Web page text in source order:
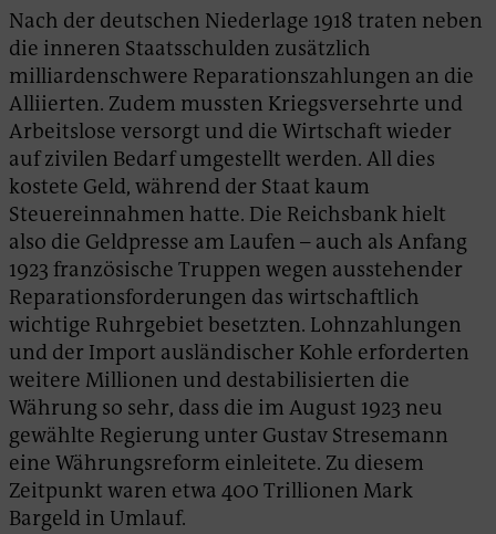
Nach der deutschen Niederlage 1918 traten neben
die inneren Staatsschulden zusätzlich
milliardenschwere Reparations­zahlungen an die
Alliierten. Zudem mussten Kriegsversehrte und
Arbeitslose versorgt und die Wirtschaft wieder
auf zivilen Bedarf umgestellt werden. All dies
kostete Geld, während der Staat kaum
Steuereinnahmen hatte. Die Reichsbank hielt
also die Geldpresse am Laufen – auch als Anfang
1923 französische Truppen wegen ausstehender
Reparationsforderungen das wirtschaftlich
wichtige Ruhrgebiet besetzten. Lohnzahlungen
und der Import ausländischer Kohle erforderten
weitere Millionen und destabilisierten die
Währung so sehr, dass die im August 1923 neu
gewählte Regierung unter Gustav Stresemann
eine Währungsreform einleitete. Zu diesem
Zeitpunkt waren etwa 400 Trillionen Mark
Bargeld in Umlauf.